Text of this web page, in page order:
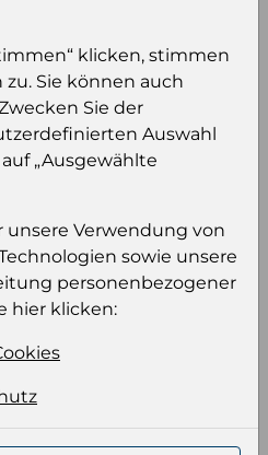
den Preis zu
sein, um Preise zu
Produkt zu kaufen.
für B2B Konto
klicken, stimmen
zu. Sie können auch
Sie der
Auswahl
„Ausgewählte
Verwendung von
sowie unsere
personenbezogener
hier klicken: